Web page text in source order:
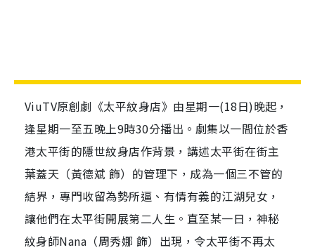
ViuTV原創劇《太平紋身店》由星期一(18日)晚起，
逢星期一至五晚上9時30分播出。劇集以一間位於香
港太平街的隱世紋身店作背景，講述太平街在街主
葉蓋天（黃德斌 飾）的管理下，成為一個三不管的
結界，專門收留為勢所逼、有情有義的江湖兒女，
讓他們在太平街開展第二人生。直至某一日，神秘
紋身師Nana（周秀娜 飾）出現，令太平街不再太